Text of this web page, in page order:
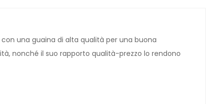
una guaina di alta qualità per una buona
nonché il suo rapporto qualità-prezzo lo rendono